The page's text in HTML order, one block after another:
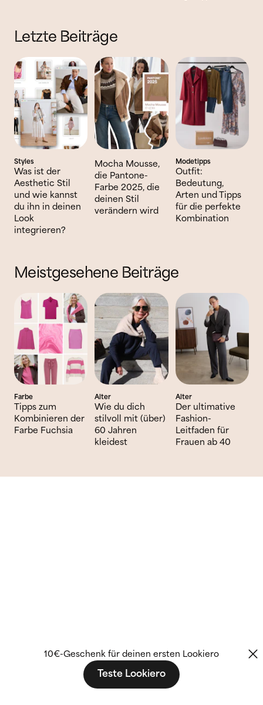
Letzte Beiträge
Styles
Was ist der
Aesthetic Stil
und wie kannst
du ihn in deinen
Look
integrieren?
Mocha Mousse,
die Pantone-
Farbe 2025, die
deinen Stil
verändern wird
Modetipps
Outfit:
Bedeutung,
Arten und Tipps
für die perfekte
Kombination
Meistgesehene Beiträge
Farbe
Tipps zum
Kombinieren der
Farbe Fuchsia
Alter
Wie du dich
stilvoll mit (über)
60 Jahren
kleidest
Alter
Der ultimative
Fashion-
Leitfaden für
Frauen ab 40
10€-Geschenk für deinen ersten Lookiero
Teste Lookiero